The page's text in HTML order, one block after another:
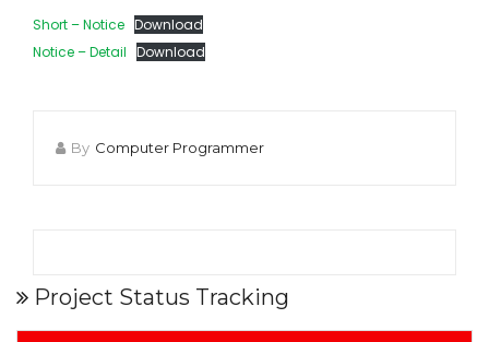
Short – Notice Download
Notice – Detail Download
By Computer Programmer
Project Status Tracking